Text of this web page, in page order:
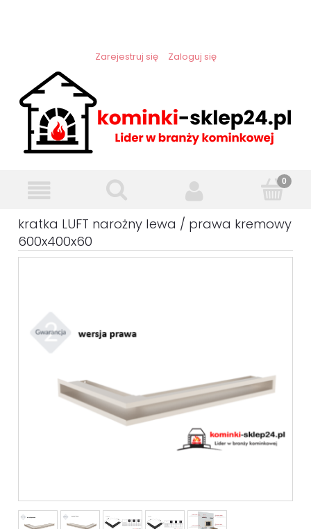
Zarejestruj się Zaloguj się
kratka LUFT narożny lewa / prawa kremowy
600x400x60